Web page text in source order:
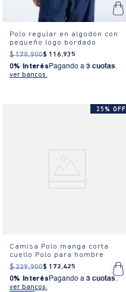
Polo regular en algodón con
pequeño logo bordado
$ 179.900$ 116.935
0% Interés Pagando a 3 cuotas.
ver bancos.
25% OFF
Camisa Polo manga corta
cuello Polo para hombre
$ 229.900$ 172.425
0% Interés Pagando a 3 cuotas.
ver bancos.